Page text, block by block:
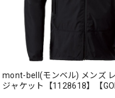
mont-bell(モンベル) メンズ
ジャケット【1128618】【